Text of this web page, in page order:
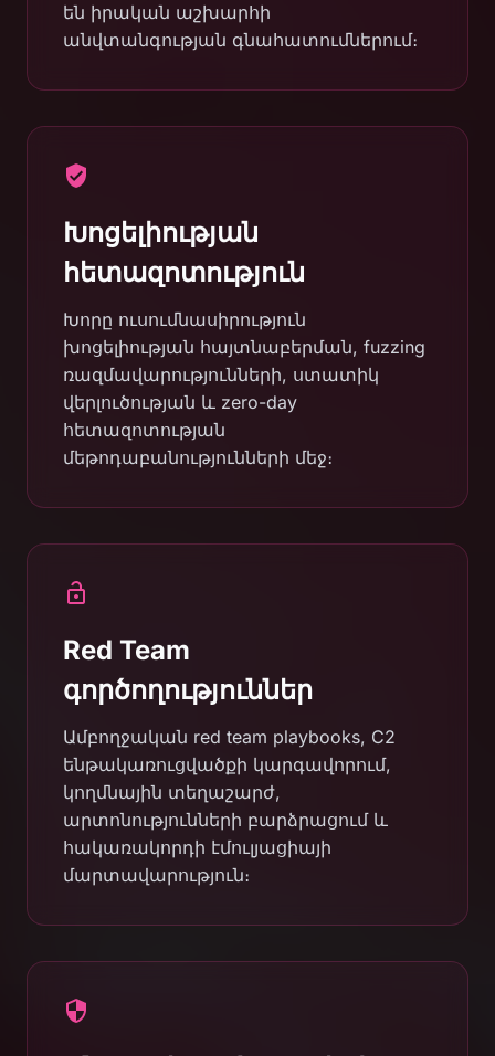
են իրական աշխարհի
անվտանգության գնահատումներում։
Խոցելիության
հետազոտություն
Խորը ուսումնասիրություն
խոցելիության հայտնաբերման, fuzzing
ռազմավարությունների, ստատիկ
վերլուծության և zero-day
հետազոտության
մեթոդաբանությունների մեջ։
Red Team
գործողություններ
Ամբողջական red team playbooks, C2
ենթակառուցվածքի կարգավորում,
կողմնային տեղաշարժ,
արտոնությունների բարձրացում և
հակառակորդի էմուլյացիայի
մարտավարություն։